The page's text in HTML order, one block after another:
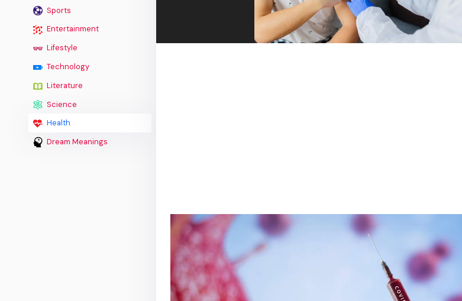
Sports
Entertainment
Lifestyle
Technology
Literature
Science
Health
Dream Meanings